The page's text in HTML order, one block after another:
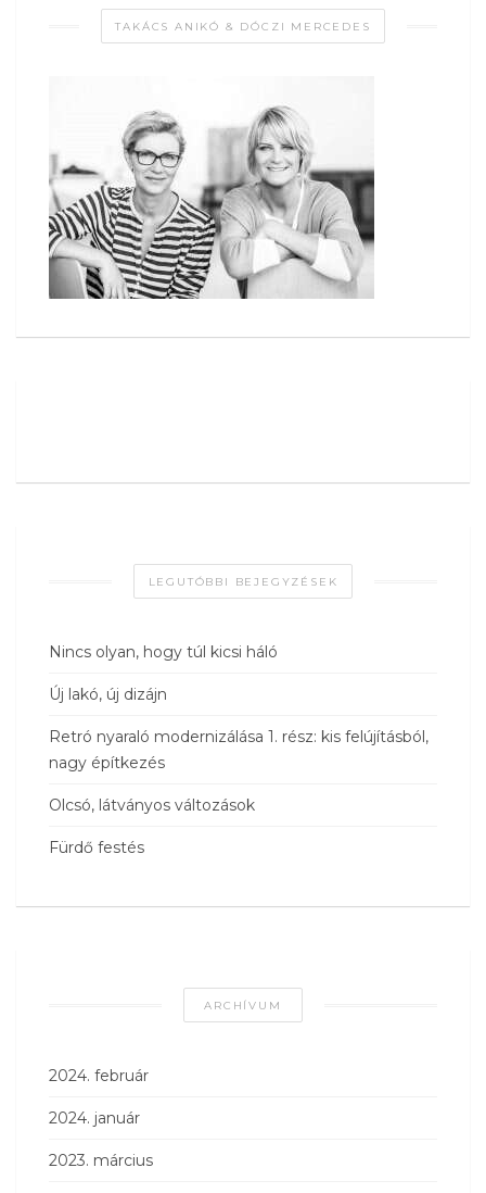
TAKÁCS ANIKÓ & DÓCZI MERCEDES
LEGUTÓBBI BEJEGYZÉSEK
Nincs olyan, hogy túl kicsi háló
Új lakó, új dizájn
Retró nyaraló modernizálása 1. rész: kis felújításból,
nagy építkezés
Olcsó, látványos változások
Fürdő festés
ARCHÍVUM
2024. február
2024. január
2023. március